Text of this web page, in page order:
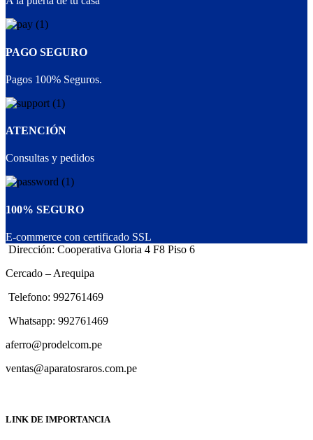
PAGO SEGURO
Pagos 100% Seguros.
ATENCIÓN
Consultas y pedidos
100% SEGURO
E-commerce con certificado SSL
Dirección: Cooperativa Gloria 4 F8 Piso 6
Cercado – Arequipa
Telefono: 992761469
Whatsapp: 992761469
aferro@prodelcom.pe
ventas@aparatosraros.com.pe
LINK DE IMPORTANCIA